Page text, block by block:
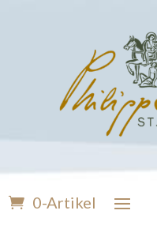
0-Artikel